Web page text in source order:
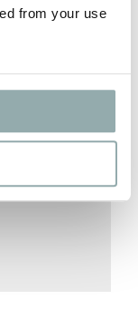
from your use